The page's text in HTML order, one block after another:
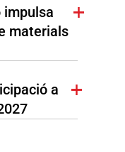
impulsa
materials
a